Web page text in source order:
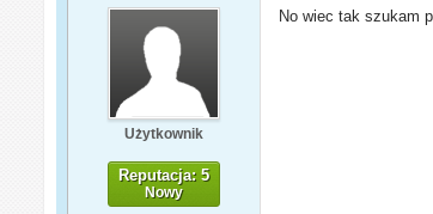
Użytkownik
Reputacja: 5
Nowy
No wiec tak szukam